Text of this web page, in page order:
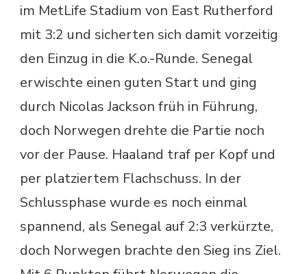
im MetLife Stadium von East Rutherford
mit 3:2 und sicherten sich damit vorzeitig
den Einzug in die K.o.-Runde. Senegal
erwischte einen guten Start und ging
durch Nicolas Jackson früh in Führung,
doch Norwegen drehte die Partie noch
vor der Pause. Haaland traf per Kopf und
per platziertem Flachschuss. In der
Schlussphase wurde es noch einmal
spannend, als Senegal auf 2:3 verkürzte,
doch Norwegen brachte den Sieg ins Ziel.